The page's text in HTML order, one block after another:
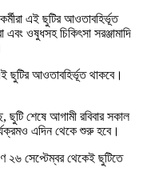
এই ছুটির আওতাবহির্ভূত
ওষুধসহ চিকিৎসা সরঞ্জামাদি
আওতাবহির্ভূত থাকবে।
ছুটি শেষে আগামী রবিবার সকাল
এদিন থেকে শুরু হবে।
২৬ সেপ্টেম্বর থেকেই ছুটিতে